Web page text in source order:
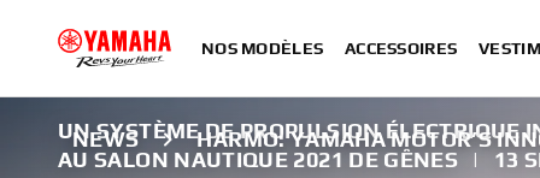
NOS MODÈLES ACCESSOIRES
NEWS HARMO: YAMAHA MOTOR’S
UN SYSTÈME DE PROPULSION ÉLECTRIQUE
AU SALON NAUTIQUE 2021 DE GÊNES
| 13